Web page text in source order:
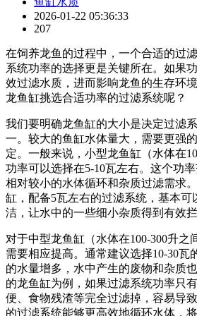
2026-01-22 05:36:33
207
在饲养龙鱼的过程中，一个合适的过
系统功率的选择更是关键所在。如果
效过滤水质，进而影响龙鱼的生存环
龙鱼缸挑选合适功率的过滤系统呢？
我们要明确龙鱼缸的大小是决定过滤
一。较大的鱼缸水体量大，需要更强
定。一般来说，小型龙鱼缸（水体在
功率可以选择在5-10瓦左右。这个功
相对较小的水体循环和杂质过滤需求
缸，配备5瓦左右的过滤系统，基本可
洁，让水中的一些细小杂质得到有效拦
对于中型龙鱼缸（水体在100-300升之
需要相应提高。通常建议选择10-30瓦
的水量增多，水中产生的废物和杂质
的龙鱼缸为例，如果过滤系统功率只
便、食物残渣等完全过滤掉，容易导
的过滤系统能够更高效地循环水体，